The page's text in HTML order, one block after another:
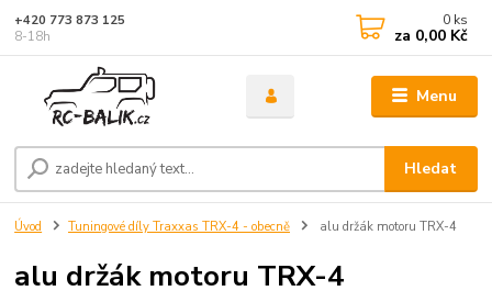
Menu
Hledat
+420 773 873 125
8-18h
0 ks
za 0,00 Kč
Úvod Tuningové díly Traxxas TRX-4 - obecně alu držák motoru TRX-4
alu držák motoru TRX-4